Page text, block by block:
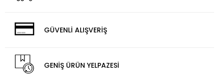
GÜVENLİ ALIŞVERİŞ
GENİŞ ÜRÜN YELPAZESİ